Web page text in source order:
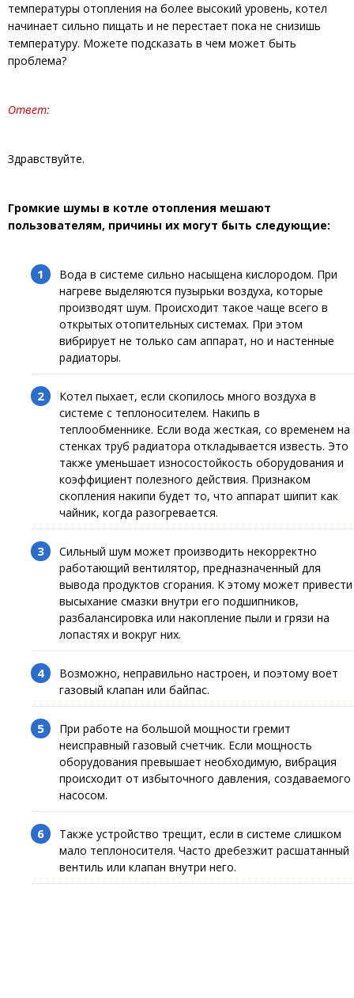
температуры отопления на более высокий уровень, котел
начинает сильно пищать и не перестает пока не снизишь
температуру. Можете подсказать в чем может быть
проблема?
Ответ:
Здравствуйте.
Громкие шумы в котле отопления мешают
пользователям, причины их могут быть следующие:
Вода в системе сильно насыщена кислородом. При
нагреве выделяются пузырьки воздуха, которые
производят шум. Происходит такое чаще всего в
открытых отопительных системах. При этом
вибрирует не только сам аппарат, но и настенные
радиаторы.
Котел пыхает, если скопилось много воздуха в
системе с теплоносителем. Накипь в
теплообменнике. Если вода жесткая, со временем на
стенках труб радиатора откладывается известь. Это
также уменьшает износостойкость оборудования и
коэффициент полезного действия. Признаком
скопления накипи будет то, что аппарат шипит как
чайник, когда разогревается.
Сильный шум может производить некорректно
работающий вентилятор, предназначенный для
вывода продуктов сгорания. К этому может привести
высыхание смазки внутри его подшипников,
разбалансировка или накопление пыли и грязи на
лопастях и вокруг них.
Возможно, неправильно настроен, и поэтому воет
газовый клапан или байпас.
При работе на большой мощности гремит
неисправный газовый счетчик. Если мощность
оборудования превышает необходимую, вибрация
происходит от избыточного давления, создаваемого
насосом.
Также устройство трещит, если в системе слишком
мало теплоносителя. Часто дребезжит расшатанный
вентиль или клапан внутри него.